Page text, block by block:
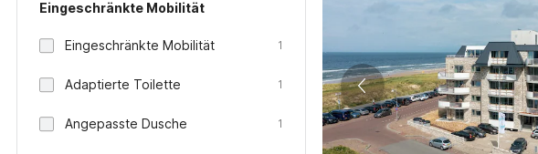
Eingeschränkte Mobilität
Eingeschränkte Mobilität 1
Adaptierte Toilette 1
Angepasste Dusche 1